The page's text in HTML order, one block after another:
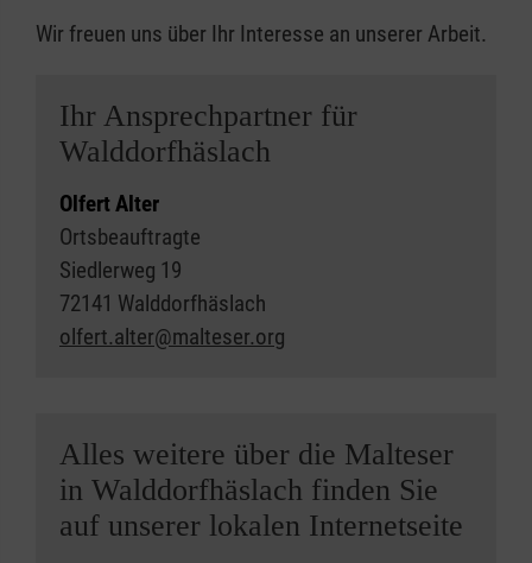
Wir freuen uns über Ihr Interesse an unserer Arbeit.
Ihr Ansprechpartner für
Walddorfhäslach
Olfert Alter
Ortsbeauftragte
Siedlerweg 19
72141 Walddorfhäslach
olfert.alter@malteser.org
Alles weitere über die Malteser
in Walddorfhäslach finden Sie
auf unserer lokalen Internetseite